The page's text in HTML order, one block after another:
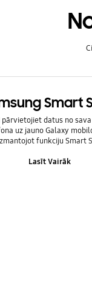
Smart
pārvietojiet datus no
uz jauno Galaxy
funkciju Smart
Lasīt Vairāk